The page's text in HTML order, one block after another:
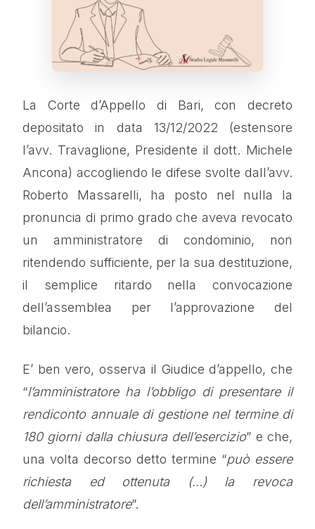
La Corte d’Appello di Bari, con decreto
depositato in data 13/12/2022 (estensore
l’avv. Travaglione, Presidente il dott. Michele
Ancona) accogliendo le difese svolte dall’avv.
Roberto Massarelli, ha posto nel nulla la
pronuncia di primo grado che aveva revocato
un amministratore di condominio, non
ritendendo sufficiente, per la sua destituzione,
il semplice ritardo nella convocazione
dell’assemblea per l’approvazione del
bilancio.
E’ ben vero, osserva il Giudice d’appello, che
“l’amministratore ha l’obbligo di presentare il
rendiconto annuale di gestione nel termine di
180 giorni dalla chiusura dell’esercizio” e che,
una volta decorso detto termine “può essere
richiesta ed ottenuta (…) la revoca
dell’amministratore”.